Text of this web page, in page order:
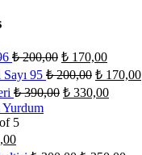
₺200,00 ₺ 170,00
95 ₺200,00 ₺ 170,00
₺390,00 ₺ 330,00
5